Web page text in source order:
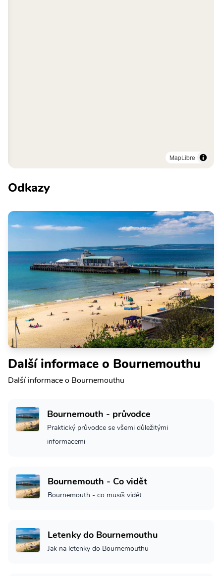
MapLibre
Odkazy
Další informace o Bournemouthu
Další informace o Bournemouthu
Bournemouth - průvodce
Praktický průvodce se všemi důležitými
informacemi
Bournemouth - Co vidět
Bournemouth - co musíš vidět
Letenky do Bournemouthu
Jak na letenky do Bournemouthu